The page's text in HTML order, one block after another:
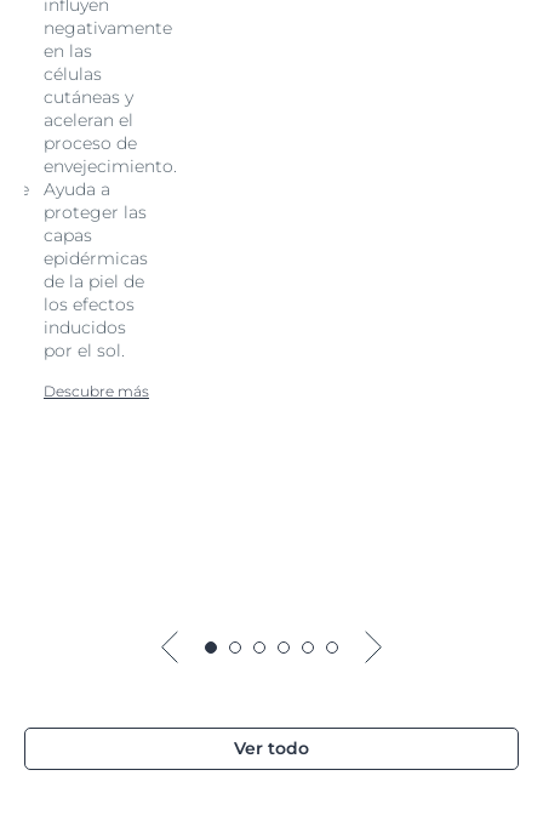
influyen
negativamente
en las
células
cutáneas y
aceleran el
proceso de
envejecimiento.
Ayuda a
proteger las
capas
epidérmicas
de la piel de
los efectos
inducidos
por el sol.
Descubre más
Ver todo